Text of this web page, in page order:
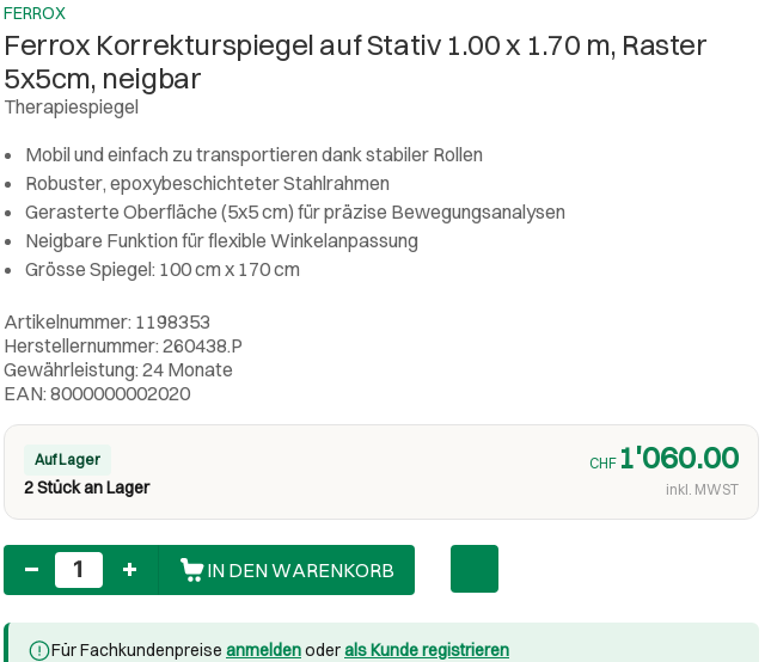
FERROX
Ferrox Korrekturspiegel auf Stativ 1.00 x 1.70 m, Raster
5x5cm, neigbar
Therapiespiegel
Mobil und einfach zu transportieren dank stabiler Rollen
Robuster, epoxybeschichteter Stahlrahmen
Gerasterte Oberfläche (5x5 cm) für präzise Bewegungsanalysen
Neigbare Funktion für flexible Winkelanpassung
Grösse Spiegel: 100 cm x 170 cm
Artikelnummer: 1198353
Herstellernummer: 260438.P
Gewährleistung: 24 Monate
EAN: 8000000002020
Auf Lager
2 Stück an Lager
CHF 1'060.00
inkl. MWST
Anzahl
IN DEN WARENKORB
Für Fachkundenpreise anmeldenoderals Kunde registrieren